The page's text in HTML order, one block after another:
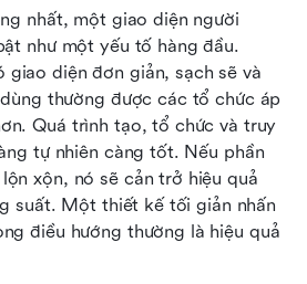
nhất, một giao diện người
như một yếu tố hàng đầu.
giao diện đơn giản, sạch sẽ và
thường được các tổ chức áp
Quá trình tạo, tổ chức và truy
tự nhiên càng tốt. Nếu phần
xộn, nó sẽ cản trở hiệu quả
suất. Một thiết kế tối giản nhấn
điều hướng thường là hiệu quả